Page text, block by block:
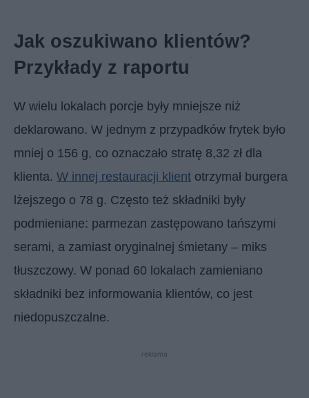
Jak oszukiwano klientów?
Przykłady z raportu
W wielu lokalach porcje były mniejsze niż
deklarowano. W jednym z przypadków frytek było
mniej o 156 g, co oznaczało stratę 8,32 zł dla
klienta. W innej restauracji klient otrzymał burgera
lżejszego o 78 g. Często też składniki były
podmieniane: parmezan zastępowano tańszymi
serami, a zamiast oryginalnej śmietany – miks
tłuszczowy. W ponad 60 lokalach zamieniano
składniki bez informowania klientów, co jest
niedopuszczalne.
reklama